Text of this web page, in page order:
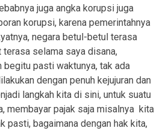
juga angka korupsi juga
korupsi, karena pemerintahnya
negara betul-betul terasa
terasa selama saya disana,
begitu pasti waktunya, tak ada
dengan penuh kejujuran dan
langkah kita di sini, untuk suatu
membayar pajak saja misalnya kita
pasti, bagaimana dengan hak kita,